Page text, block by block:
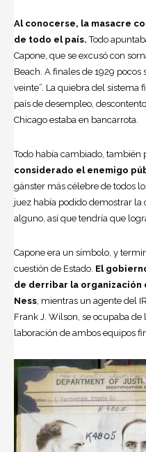
Al conocerse, la masacre
de todo el país. Todo
Capone, que se excusó con
Beach. A finales de 1929 pocos
veinte”. La quiebra del sistema
país de desempleo,
Chicago estaba en ban­carrota.
Todo había cam­biado, también
considerado el enemigo
gánster más célebre de todos
juez había podi­do demostrar la
alguno, así que tendría que
Capone era un símbolo, y
cuestión de Es­tado. El
de derribar la
Ness, mien­tras un agente del
Frank J. Wilson, se ocupaba
laboración de ambos equipos